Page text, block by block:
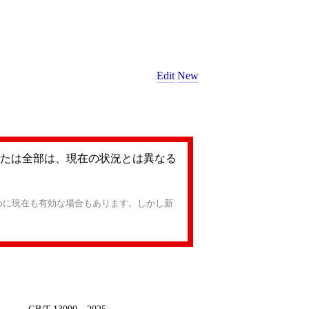
Edit New
は全部は、現在の状況とは異なる
現在も有効な場合もあります。しかし新